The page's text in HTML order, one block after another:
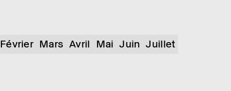
Février Mars Avril Mai Juin Juillet